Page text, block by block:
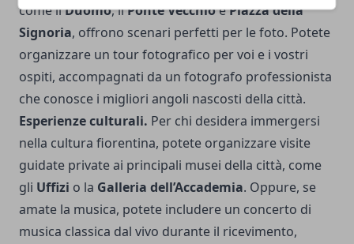
come ilDuomo, ilPonte VecchioePiazza della
Signoria, offrono scenari perfetti per le foto. Potete
organizzare un tour fotografico per voi e i vostri
ospiti, accompagnati da un fotografo professionista
che conosce i migliori angoli nascosti della città.
Esperienze culturali. Per chi desidera immergersi
nella cultura fiorentina, potete organizzare visite
guidate private ai principali musei della città, come
gli Uffizi o la Galleria dell’Accademia. Oppure, se
amate la musica, potete includere un concerto di
musica classica dal vivo durante il ricevimento,